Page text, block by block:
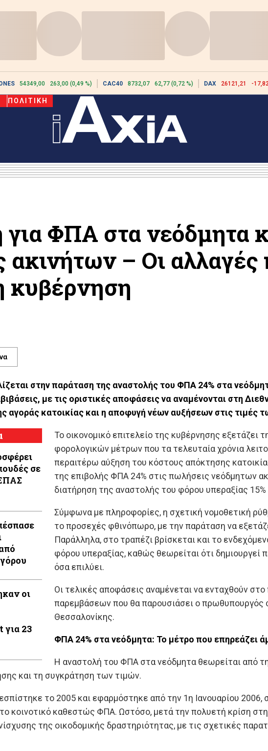
54349,00 263,00 (0,49 %) CAC40 8732,07 62,77 (0,72 %) DAX 26121,21 -
ΠΟΛΙΤΙΚΗ
ΦΠΑ στα νεόδμητα
ακινήτων – Οι αλλαγές
κυβέρνηση
στην παράταση της αναστολής του ΦΠΑ 24% στα
με τις οριστικές αποφάσεις να αναμένονται στη
αγοράς κατοικίας και η αποφυγή νέων αυξήσεων στις τιμές
σε
οι
23
Το οικονομικό επιτελείο της κυβέρνησης εξετάζει
φορολογικών μέτρων που τα τελευταία χρόνια
περαιτέρω αύξηση του κόστους απόκτησης
της επιβολής ΦΠΑ 24% στις πωλήσεις νεόδμητων
διατήρηση της αναστολής του φόρου υπεραξίας
Σύμφωνα με πληροφορίες, η σχετική νομοθετική
το προσεχές φθινόπωρο, με την παράταση να
Παράλληλα, στο τραπέζι βρίσκεται και το
φόρου υπεραξίας, καθώς θεωρείται ότι δημιουργεί
όσα επιλύει.
Οι τελικές αποφάσεις αναμένεται να ενταχθούν
παρεμβάσεων που θα παρουσιάσει ο πρωθυπουργός
Θεσσαλονίκης.
ΦΠΑ 24% στα νεόδμητα: Το μέτρο που επηρεάζει
Η αναστολή του ΦΠΑ στα νεόδμητα θεωρείται από
και τη συγκράτηση των τιμών.
το 2005 και εφαρμόστηκε από την 1η Ιανουαρίου 2006,
κοινοτικό καθεστώς ΦΠΑ. Ωστόσο, μετά την πολυετή κρίση
της οικοδομικής δραστηριότητας, με τις σχετικές